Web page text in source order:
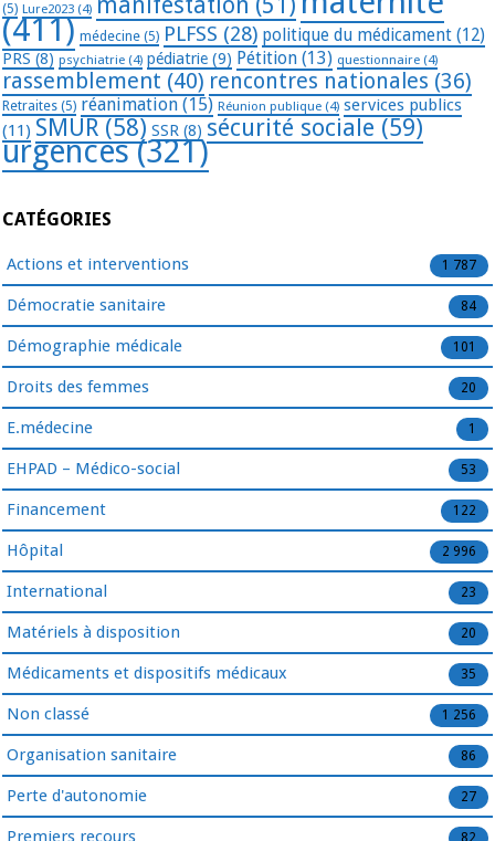
(5) Lure2023 (4)
(411) médecine (5) PLFSS (28) politique du médicament (12)
PRS (8) psychiatrie (4) pédiatrie (9) Pétition (13) questionnaire (4)
rassemblement (40) rencontres nationales (36)
Retraites (5) réanimation (15) Réunion publique (4) services publics
(11) SMUR (58) SSR (8) sécurité sociale (59)
urgences(321)
CATÉGORIES
Actions et interventions 1 787
Démocratie sanitaire 84
Démographie médicale 101
Droits des femmes 20
E.médecine 1
EHPAD – Médico-social 53
Financement 122
Hôpital 2 996
International 23
Matériels à disposition 20
Médicaments et dispositifs médicaux 35
Non classé 1 256
Organisation sanitaire 86
Perte d'autonomie 27
Premiers recours 82